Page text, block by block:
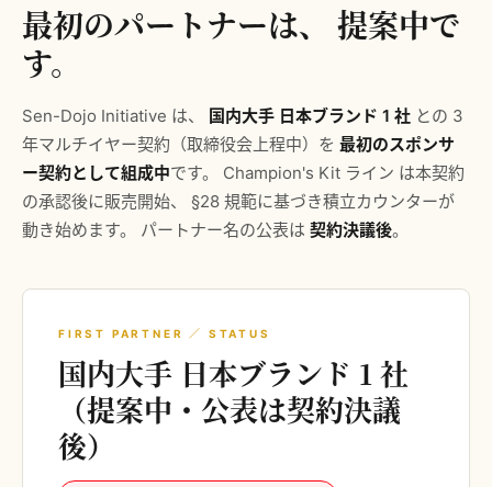
最初のパートナーは、 提案中で
す。
Sen-Dojo Initiative は、 国内大手 日本ブランド 1 社 との 3
年マルチイヤー契約（取締役会上程中）を 最初のスポンサ
ー契約として組成中です。 Champion's Kit ライン は本契約
の承認後に販売開始、 §28 規範に基づき積立カウンターが
動き始めます。 パートナー名の公表は 契約決議後。
FIRST PARTNER ／ STATUS
国内大手 日本ブランド 1 社
（提案中・公表は契約決議
後）